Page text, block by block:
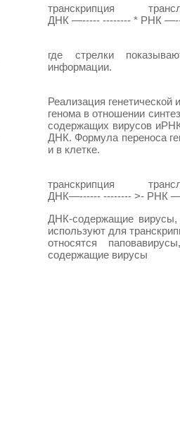
транскрипция
ДНК —----- -------- * РНК
где стрелки
информации.
Реализация генетической
генома в отношении
содержащих вирусов
ДНК. Формула переноса
и в клетке.
транскрипция
ДНК—------ -------- >- РНК
ДНК-содержащие вирусы,
используют для
относятся
содержащие вирусы